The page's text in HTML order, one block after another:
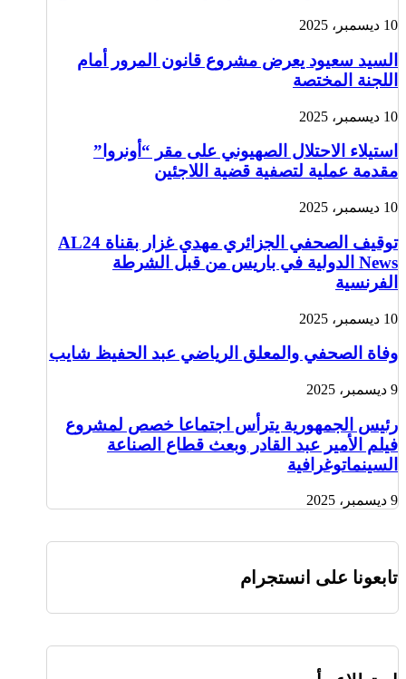
10 ديسمبر، 2025
السيد سعيود يعرض مشروع قانون المرور أمام
اللجنة المختصة
10 ديسمبر، 2025
استيلاء الاحتلال الصهيوني على مقر “أونروا”
مقدمة عملية لتصفية قضية اللاجئين
10 ديسمبر، 2025
توقيف الصحفي الجزائري مهدي غزار بقناة AL24
News الدولية في باريس من قبل الشرطة
الفرنسية
10 ديسمبر، 2025
وفاة الصحفي والمعلق الرياضي عبد الحفيظ شايب
9 ديسمبر، 2025
رئيس الجمهورية يترأس اجتماعا خصص لمشروع
فيلم الأمير عبد القادر وبعث قطاع الصناعة
السينماتوغرافية
9 ديسمبر، 2025
تابعونا على انستجرام